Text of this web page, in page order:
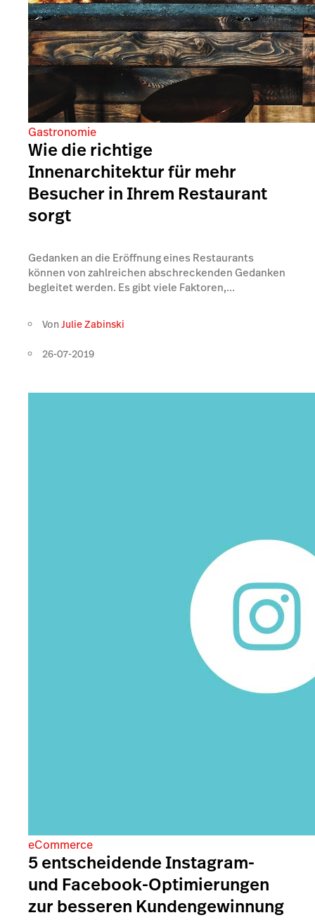
Gastronomie
Wie die richtige
Innenarchitektur für mehr
Besucher in Ihrem Restaurant
sorgt
Gedanken an die Eröffnung eines Restaurants
können von zahlreichen abschreckenden Gedanken
begleitet werden. Es gibt viele Faktoren,...
VonJulie Zabinski
26-07-2019
eCommerce
5 entscheidende Instagram-
und Facebook-Optimierungen
zur besseren Kundengewinnung